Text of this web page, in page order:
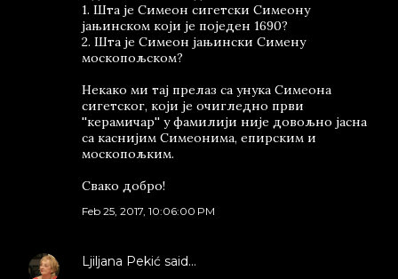
1. Шта је Симеон сигетски Симеону
јањинском који је поједен 1690?
2. Шта је Симеон јањински Симену
москопољском?
Некако ми тај прелаз са унука Симеона
сигетског, који је очигледно први
''керамичар'' у фамилији није довољно јасна
са каснијим Симеонима, епирским и
москопољким.
Свако добро!
Feb 25, 2017, 10:06:00 PM
Ljiljana Pekić said…